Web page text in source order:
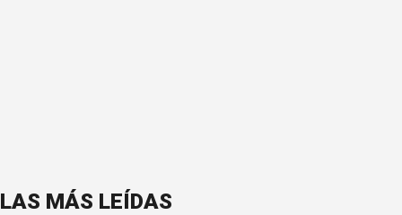
LAS MÁS LEÍDAS